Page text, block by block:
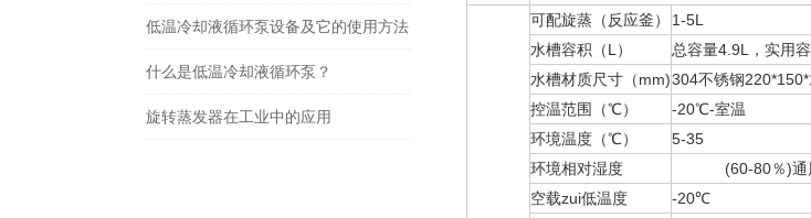
低温冷却液循环泵设备及它的使用方法
什么是低温冷却液循环泵？
旋转蒸发器在工业中的应用
可配旋蒸（反应釜）
1-5L
水槽容积（L）
总容量4.9L，实用容
水槽材质尺寸（mm)304不锈钢
控温范围（℃）
-20℃-室温
环境温度（℃）
5-35
环境相对湿度
(60-80％)通
空载zui低温度
-20℃